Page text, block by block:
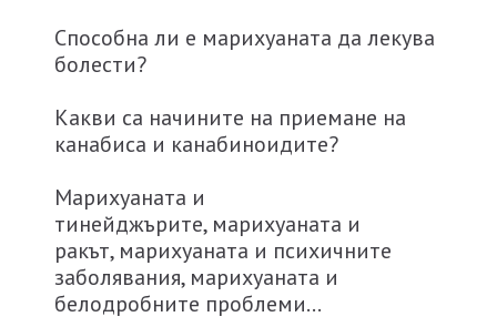
Способна ли е марихуаната да лекува
болести?
Какви са начините на приемане на
канабиса и канабиноидите?
Марихуаната и
тинейджърите, марихуаната и
ракът, марихуаната и психичните
заболявания, марихуаната и
белодробните проблеми…